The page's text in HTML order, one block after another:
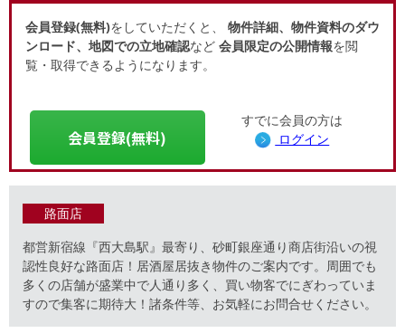
会員登録(無料)をしていただくと、 物件詳細、物件資料のダウ
ンロード、地図での立地確認など 会員限定の公開情報を閲
覧・取得できるようになります。
会員登録(無料)
すでに会員の方は
ログイン
路面店
都営新宿線『西大島駅』最寄り、砂町銀座通り商店街沿いの視
認性良好な路面店！居酒屋居抜き物件のご案内です。周囲でも
多くの店舗が盛業中で人通り多く、買い物客でにぎわっていま
すので集客に期待大！諸条件等、お気軽にお問合せください。